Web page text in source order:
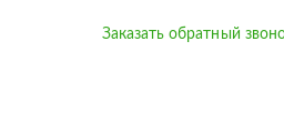
Заказать обратный